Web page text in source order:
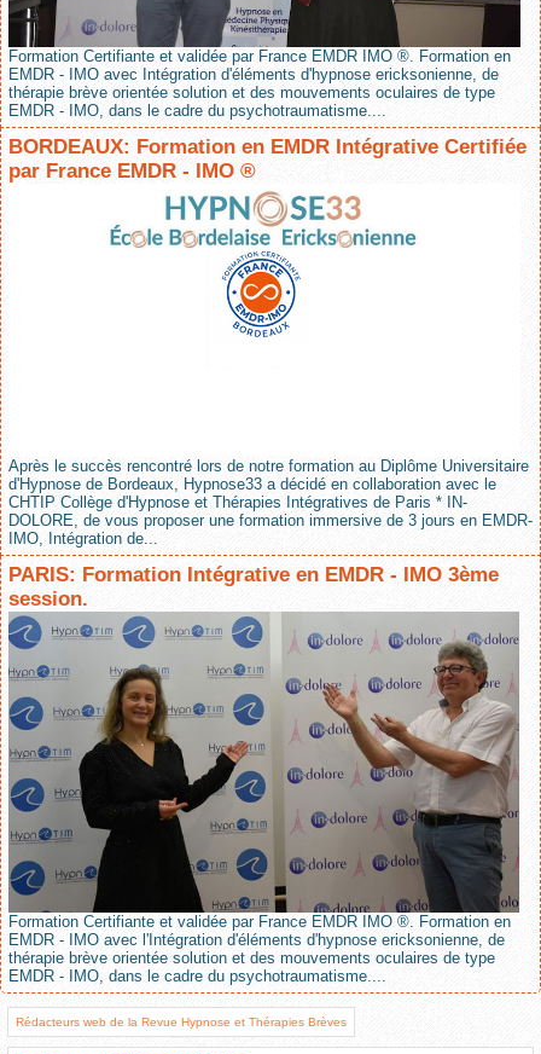
Formation Certifiante et validée par France EMDR IMO ®. Formation en
EMDR - IMO avec Intégration d'éléments d'hypnose ericksonienne, de
thérapie brève orientée solution et des mouvements oculaires de type
EMDR - IMO, dans le cadre du psychotraumatisme....
BORDEAUX: Formation en EMDR Intégrative Certifiée
par France EMDR - IMO ®
Après le succès rencontré lors de notre formation au Diplôme Universitaire
d'Hypnose de Bordeaux, Hypnose33 a décidé en collaboration avec le
CHTIP Collège d'Hypnose et Thérapies Intégratives de Paris * IN-
DOLORE, de vous proposer une formation immersive de 3 jours en EMDR-
IMO, Intégration de...
PARIS: Formation Intégrative en EMDR - IMO 3ème
session.
Formation Certifiante et validée par France EMDR IMO ®. Formation en
EMDR - IMO avec l'Intégration d'éléments d'hypnose ericksonienne, de
thérapie brève orientée solution et des mouvements oculaires de type
EMDR - IMO, dans le cadre du psychotraumatisme....
Rédacteurs web de la Revue Hypnose et Thérapies Brèves